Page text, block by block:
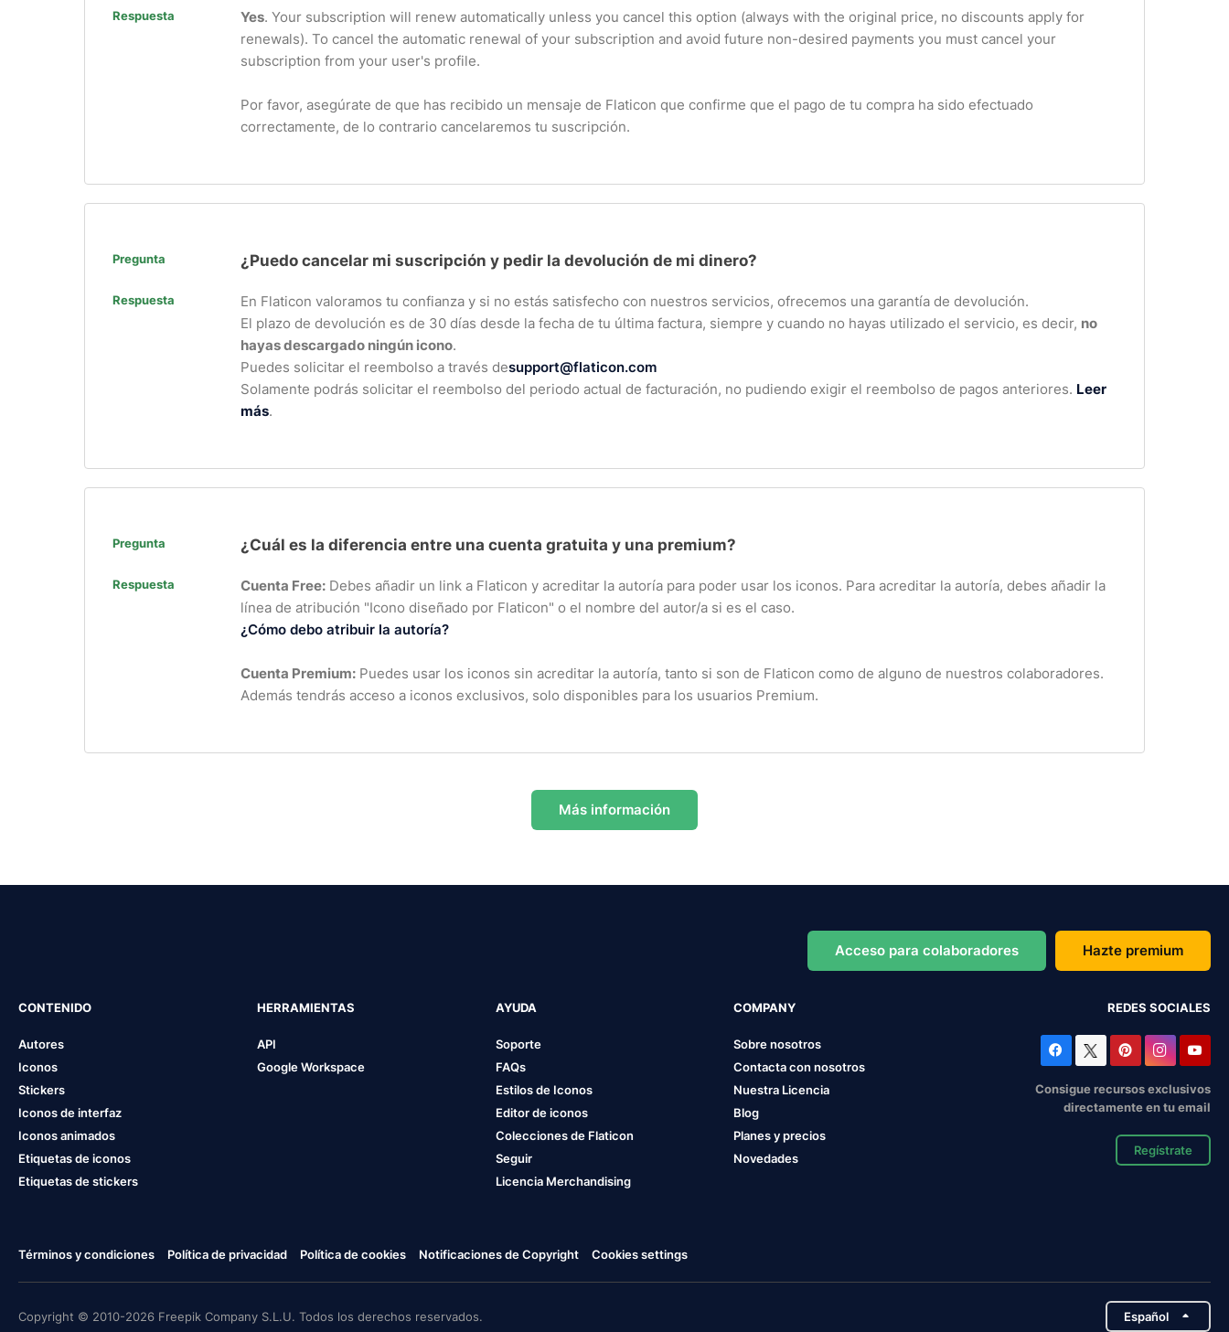
Respuesta Yes. Your subscription will renew automatically unless you cancel this option (always with the original price, no discounts apply for
renewals). To cancel the automatic renewal of your subscription and avoid future non-desired payments you must cancel your
subscription from your user's profile.
Por favor, asegúrate de que has recibido un mensaje de Flaticon que confirme que el pago de tu compra ha sido efectuado
correctamente, de lo contrario cancelaremos tu suscripción.
Pregunta ¿Puedo cancelar mi suscripción y pedir la devolución de mi dinero?
Respuesta
En Flaticon valoramos tu confianza y si no estás satisfecho con nuestros servicios, ofrecemos una garantía de devolución.
El plazo de devolución es de 30 días desde la fecha de tu última factura, siempre y cuando no hayas utilizado el servicio, es decir, no
hayas descargado ningún icono.
Puedes solicitar el reembolso a través desupport@flaticon.com
Solamente podrás solicitar el reembolso del periodo actual de facturación, no pudiendo exigir el reembolso de pagos anteriores. Leer
más.
Pregunta ¿Cuál es la diferencia entre una cuenta gratuita y una premium?
Respuesta Cuenta Free: Debes añadir un link a Flaticon y acreditar la autoría para poder usar los iconos. Para acreditar la autoría, debes añadir la
línea de atribución "Icono diseñado por Flaticon" o el nombre del autor/a si es el caso.
¿Cómo debo atribuir la autoría?
Cuenta Premium: Puedes usar los iconos sin acreditar la autoría, tanto si son de Flaticon como de alguno de nuestros colaboradores.
Además tendrás acceso a iconos exclusivos, solo disponibles para los usuarios Premium.
Más información
Acceso para colaboradores Hazte premium
CONTENIDO
Autores
Iconos
Stickers
Iconos de interfaz
Iconos animados
Etiquetas de iconos
Etiquetas de stickers
HERRAMIENTAS
API
Google Workspace
AYUDA
Soporte
FAQs
Estilos de Iconos
Editor de iconos
Colecciones de Flaticon
Seguir
Licencia Merchandising
COMPANY
Sobre nosotros
Contacta con nosotros
Nuestra Licencia
Blog
Planes y precios
Novedades
REDES SOCIALES
Consigue recursos exclusivos
directamente en tu email
Regístrate
Términos y condiciones Política de privacidad Política de cookies Notificaciones de Copyright Cookies settings
Copyright © 2010-2026 Freepik Company S.L.U. Todos los derechos reservados. Español